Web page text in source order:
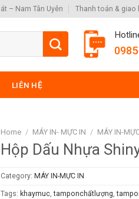
– Nam Tân Uyên Thanh toán & giao
LIÊN HỆ
Home / MÁY IN- MỰC IN / MÁY IN-
Hộp Dấu Nhựa
Category: MÁY IN-MỰC IN
Tags: khaymuc,tamponchấtlượng,